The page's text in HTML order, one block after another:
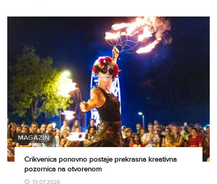
MAGAZIN
Crikvenica ponovno postaje prekrasna kreativna
pozornica na otvorenom
13.07.2026